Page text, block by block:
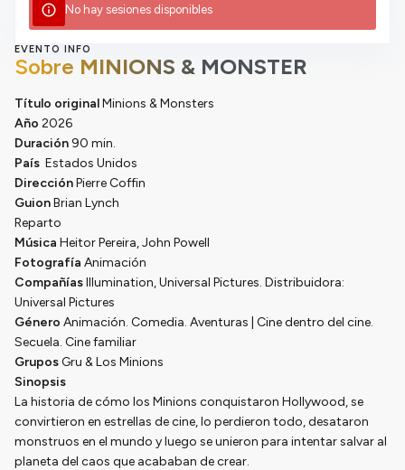
EVENTO INFO
Sobre MINIONS & MONSTER
Título originalMinions & Monsters
Año 2026
Duración 90 min.
País Estados Unidos
DirecciónPierre Coffin
GuionBrian Lynch
Reparto
Música Heitor Pereira, John Powell
Fotografía Animación
CompañíasIllumination, Universal Pictures. Distribuidora:
Universal Pictures
Género Animación. Comedia. Aventuras | Cine dentro del cine.
Secuela. Cine familiar
GruposGru & Los Minions
Sinopsis
La historia de cómo los Minions conquistaron Hollywood, se
convirtieron en estrellas de cine, lo perdieron todo, desataron
monstruos en el mundo y luego se unieron para intentar salvar al
planeta del caos que acababan de crear.
info No hay sesiones disponibles